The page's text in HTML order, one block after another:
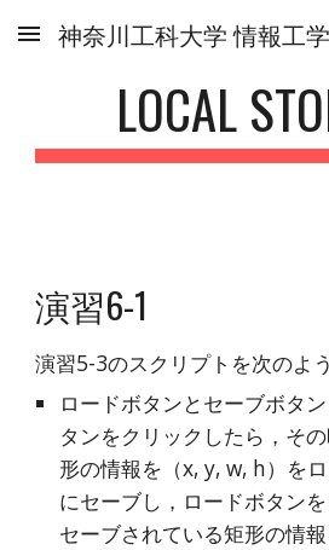
Skip to main content
LOCAL
演習6-1
演習5-3のスクリプトを次のよ
ロードボタンとセーブボタ
タンをクリックしたら，そ
形の情報を（x, y, w, h）を
にセーブし，ロードボタン
セーブされている矩形の情